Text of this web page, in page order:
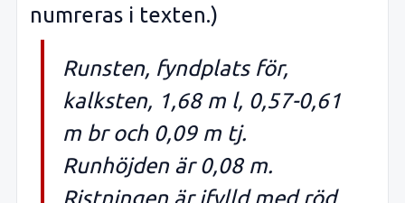
numreras i texten.)
Runsten, fyndplats för,
kalksten, 1,68 m l, 0,57-0,61
m br och 0,09 m tj.
Runhöjden är 0,08 m.